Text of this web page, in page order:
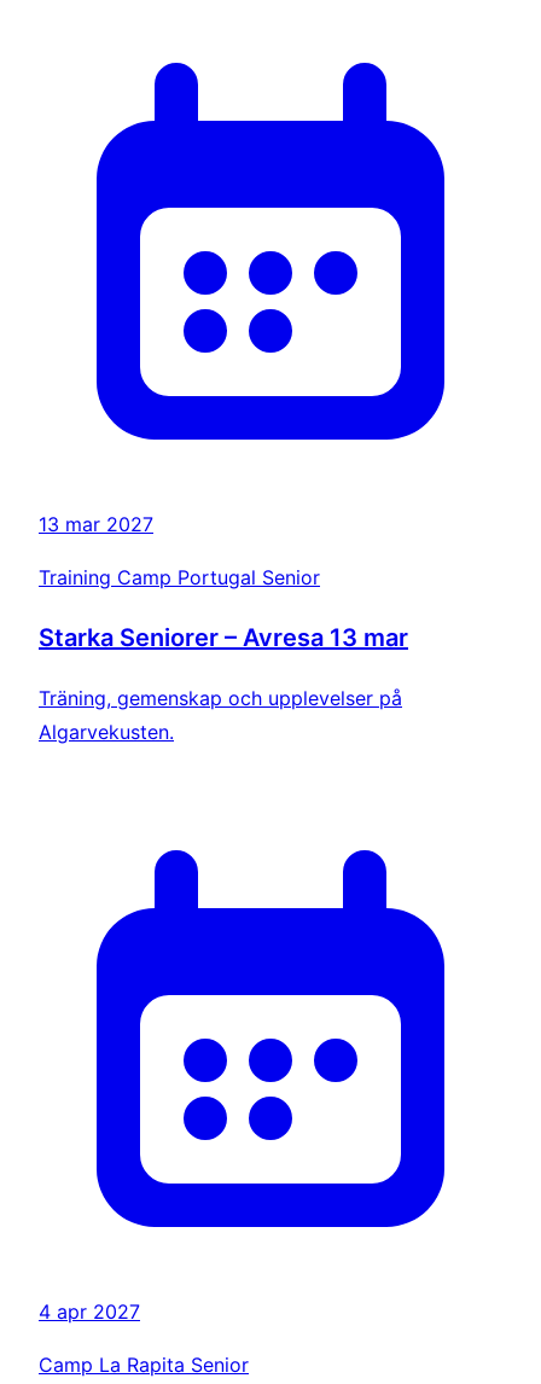
13 mar 2027
Training Camp Portugal Senior
Starka Seniorer – Avresa 13 mar
Träning, gemenskap och upplevelser på
Algarvekusten.
4 apr 2027
Camp La Rapita Senior